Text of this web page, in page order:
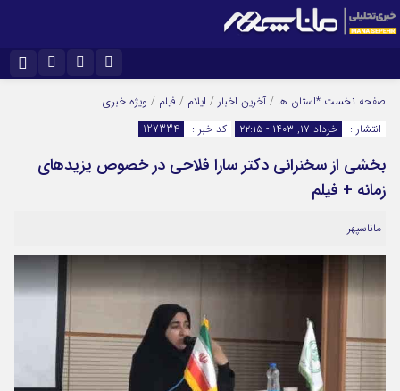
اینستاگرام
تلگرام
سروش
ایتا
آپارات
نام کاربری یا نشانی ایمیل
رمز عبور
مرا به خاطر بسپار
صفحه نخست *استان ها / آخرین اخبار / ایلام / فیلم / ویژه خبری
انتشار :
خرداد ۱۷, ۱۴۰۳ - ۲۲:۱۵ کد خبر : 127334
بخشی از سخنرانی دکتر سارا فلاحی در خصوص یزیدهای
زمانه + فیلم
ماناسپهر